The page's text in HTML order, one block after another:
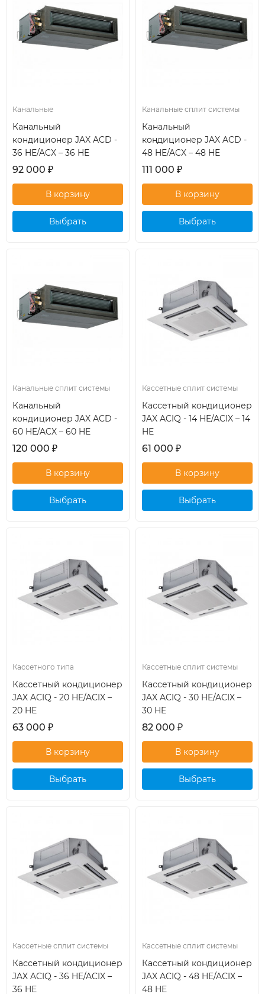
Канальные
Канальный
кондиционер JAX ACD -
36 HE/ACX – 36 HE
92 000 ₽
Выбрать
Канальные сплит системы
Канальный
кондиционер JAX ACD -
48 HE/ACX – 48 HE
111 000 ₽
Выбрать
Канальные сплит системы
Канальный
кондиционер JAX ACD -
60 HE/ACX – 60 HE
120 000 ₽
Выбрать
Кассетные сплит системы
Кассетный кондиционер
JAX ACIQ - 14 HE/ACIX – 14
HE
61 000 ₽
Выбрать
Кассетного типа
Кассетный кондиционер
JAX ACIQ - 20 HE/ACIX –
20 HE
63 000 ₽
Выбрать
Кассетные сплит системы
Кассетный кондиционер
JAX ACIQ - 30 HE/ACIX –
30 HE
82 000 ₽
Выбрать
Кассетные сплит системы
Кассетный кондиционер
JAX ACIQ - 36 HE/ACIX –
36 HE
Кассетные сплит системы
Кассетный кондиционер
JAX ACIQ - 48 HE/ACIX –
48 HE